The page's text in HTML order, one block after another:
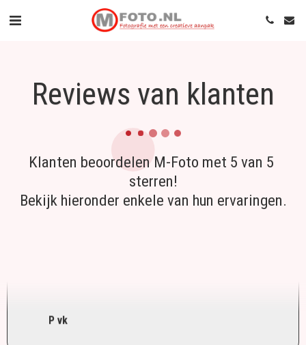
Reviews van klanten
Klanten beoordelen M-Foto met 5 van 5
sterren!
Bekijk hieronder enkele van hun ervaringen.
P vk